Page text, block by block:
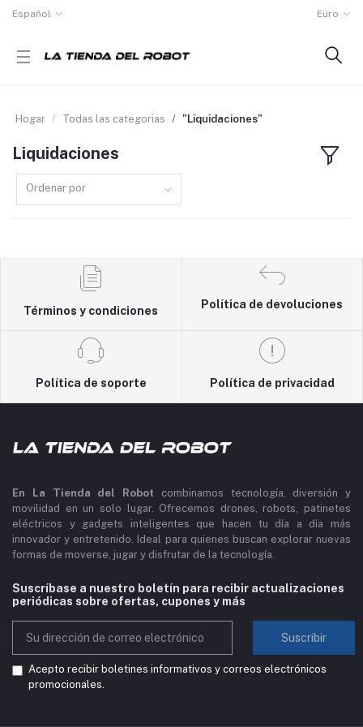
Español Euro
Hogar Todas las categorias "Liquidaciones"
Liquidaciones
Ordenar por
Términos y condiciones
Política de devoluciones
Política de soporte Política de privacidad
En La Tienda del Robot combinamos tecnología, diversión y
movilidad en un solo lugar. Ofrecemos drones, robots, patinetes
eléctricos y gadgets inteligentes que hacen tu día a día más
innovador y entretenido. Ideal para quienes buscan explorar nuevas
formas de moverse, jugar y disfrutar de la tecnología.
Suscríbase a nuestro boletín para recibir actualizaciones
periódicas sobre ofertas, cupones y más
Suscribir
Acepto recibir boletines informativos y correos electrónicos
promocionales.